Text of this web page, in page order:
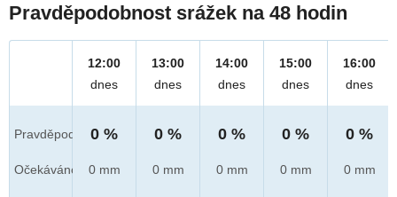
Pravděpodobnost srážek na 48 hodin
Pravděpod.
Očekáváno
12:00
dnes
0 %
0 mm
13:00
dnes
0 %
0 mm
14:00
dnes
0 %
0 mm
15:00
dnes
0 %
0 mm
16:00
dnes
0 %
0 mm